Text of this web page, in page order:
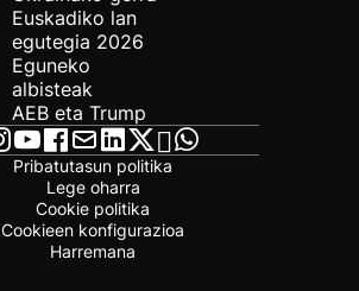
Euskadiko lan
egutegia 2026
Eguneko
albisteak
AEB eta Trump
Pribatutasun politika
Lege oharra
Cookie politika
Cookieen konfigurazioa
Harremana